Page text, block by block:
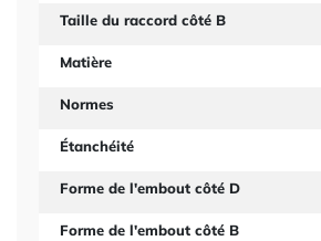
Taille du raccord côté B
Matière
Normes
Étanchéité
Forme de l'embout côté D
Forme de l'embout côté B